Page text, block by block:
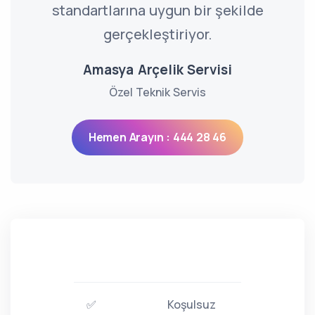
standartlarına uygun bir şekilde
gerçekleştiriyor.
Amasya Arçelik Servisi
Özel Teknik Servis
Hemen Arayın : 444 28 46
✅
Koşulsuz